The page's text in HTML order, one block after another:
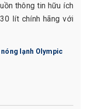
thông tin hữu ích
lít chính hãng với
nóng lạnh Olympic